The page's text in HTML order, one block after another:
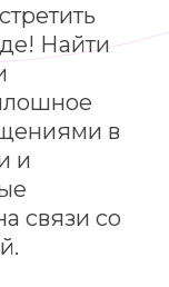
Найти
в
и
связи со